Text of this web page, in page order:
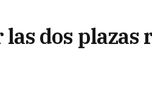
dos plazas